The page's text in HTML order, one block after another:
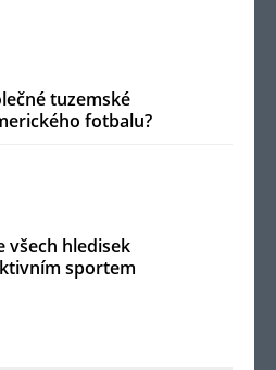
tuzemské
fotbalu?
všech hledisek
sportem